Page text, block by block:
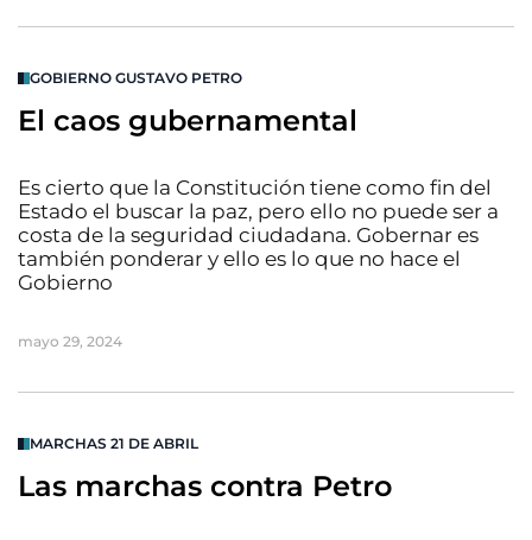
GOBIERNO GUSTAVO PETRO
El caos gubernamental
Es cierto que la Constitución tiene como fin del
Estado el buscar la paz, pero ello no puede ser a
costa de la seguridad ciudadana. Gobernar es
también ponderar y ello es lo que no hace el
Gobierno
mayo 29, 2024
MARCHAS 21 DE ABRIL
Las marchas contra Petro